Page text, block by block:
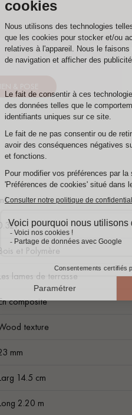
& POSE
et Polymère
lames de terrasse
composite
texture
mm
14.5 cm
2.20 m